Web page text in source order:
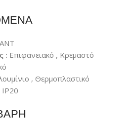
: Επιφανειακό , Κρεμαστό
, Θερμοπλαστικό
IP20